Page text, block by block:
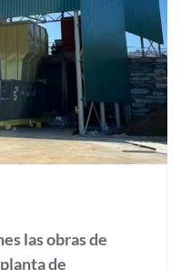
las obras de
de